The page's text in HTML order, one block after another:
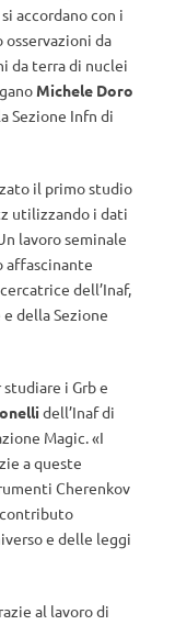
accordano con i
da
da terra di nuclei
Michele Doro
Sezione Infn di
il primo studio
utilizzando i dati
lavoro seminale
affascinante
dell’Inaf,
della Sezione
i Grb e
dell’Inaf di
Magic. «I
a queste
Cherenkov
e delle leggi
al lavoro di